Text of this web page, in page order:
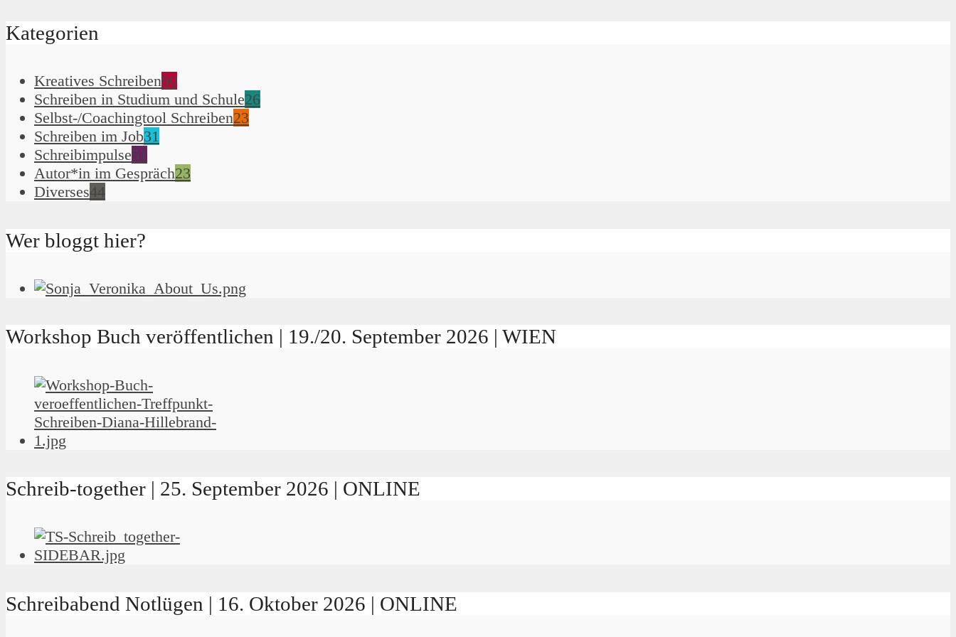
Kategorien
Kreatives Schreiben90
Schreiben in Studium und Schule26
Selbst-/Coachingtool Schreiben23
Schreiben im Job31
Schreibimpulse51
Autor*in im Gespräch23
Diverses44
Wer bloggt hier?
Workshop Buch veröffentlichen | 19./20. September 2026 | WIEN
Schreib-together | 25. September 2026 | ONLINE
Schreibabend Notlügen | 16. Oktober 2026 | ONLINE